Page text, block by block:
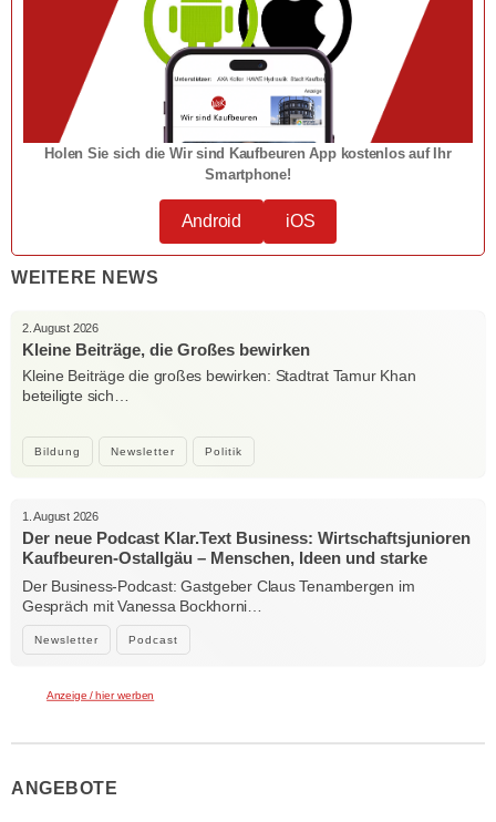
Holen Sie sich die Wir sind Kaufbeuren App kostenlos auf Ihr
Smartphone!
Android iOS
WEITERE NEWS
Bildung Newsletter Politik
2. August 2026
Kleine Beiträge, die Großes bewirken
Kleine Beiträge die großes bewirken: Stadtrat Tamur Khan
beteiligte sich…
Newsletter Podcast
1. August 2026
Der neue Podcast Klar.Text Business: Wirtschaftsjunioren
Kaufbeuren-Ostallgäu – Menschen, Ideen und starke
Verbindungen
Der Business-Podcast: Gastgeber Claus Tenambergen im
Gespräch mit Vanessa Bockhorni…
Anzeige / hier werben
ANGEBOTE